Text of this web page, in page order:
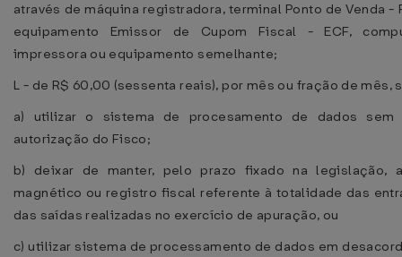
através de máquina registradora, terminal Ponto de Venda -
equipamento Emissor de Cupom Fiscal - ECF,
impressora ou equipamento semelhante;
L - de R$ 60,00 (sessenta reais), por mês ou fração de mês,
a) utilizar o sistema de procesamento de dados sem
autorização do Fisco;
b) deixar de manter, pelo prazo fixado na legislação,
magnético ou registro fiscal referente à totalidade das
das saídas realizadas no exercício de apuração, ou
c) utilizar sistema de processamento de dados em